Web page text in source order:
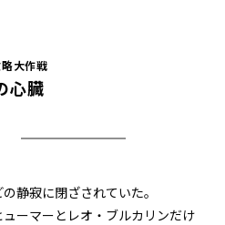
黒髪黒目の少女
二話 ハンバーガー
黒髪黒目の少女
話 塩ヤキソバ
大作戦
心臓
静寂に閉ざされていた。
ーマーとレオ・ブルカリンだけ